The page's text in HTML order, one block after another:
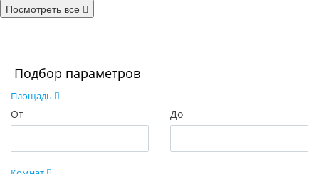
Посмотреть все
Подбор параметров
Площадь
От До